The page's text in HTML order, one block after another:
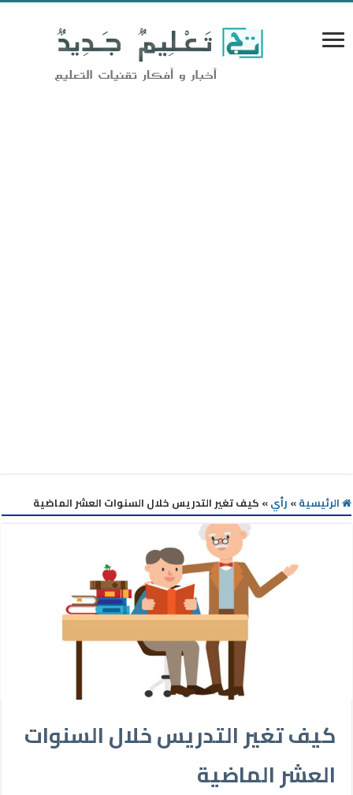
الرئيسية» رأي» كيف تغير التدريس خلال السنوات العشر الماضية
كيف تغير التدريس خلال السنوات
العشر الماضية